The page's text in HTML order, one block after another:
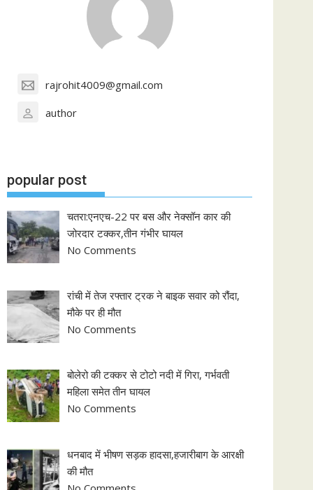
rajrohit4009@gmail.com
author
popular post
चतरा:एनएच-22 पर बस और नेक्सॉन कार की
जोरदार टक्कर,तीन गंभीर घायल
No Comments
रांची में तेज रफ्तार ट्रक ने बाइक सवार को रौंदा,
मौके पर ही मौत
No Comments
बोलेरो की टक्कर से टोटो नदी में गिरा, गर्भवती
महिला समेत तीन घायल
No Comments
धनबाद में भीषण सड़क हादसा,हजारीबाग के आरक्षी
की मौत